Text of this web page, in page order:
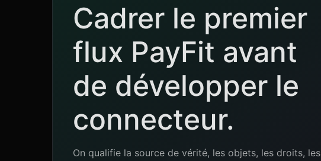
Cadrer le premier
flux PayFit avant
de développer le
connecteur.
On qualifie la source de vérité, les objets, les droits, les